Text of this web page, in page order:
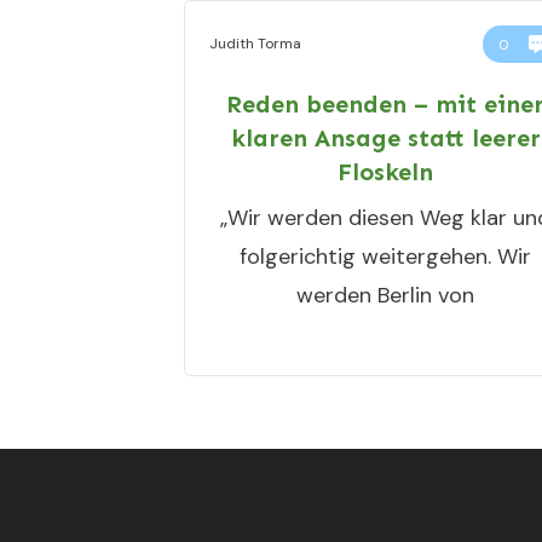
Judith Torma 0
Reden beenden – mit
klaren Ansage statt leerer
Floskeln
„Wir werden diesen Weg klar
folgerichtig weitergehen. Wir
werden Berlin von